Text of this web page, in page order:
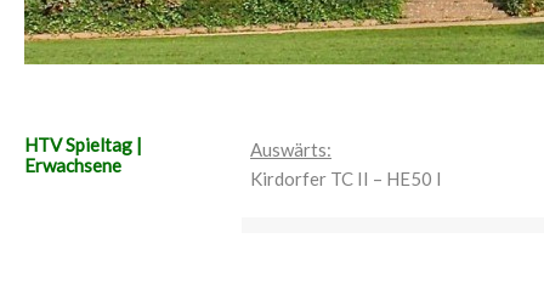
HTV Spieltag |
Erwachsene
Auswärts:
Kirdorfer TC II – HE50 I